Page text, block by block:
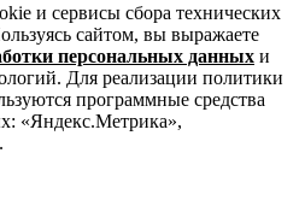
и сервисы сбора технических
сайтом, вы выражаете
персональных данных и
Для реализации политики
программные средства
«Яндекс.Метрика»,